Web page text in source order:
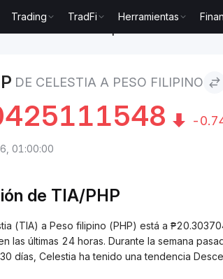
Trading TradFi Herramientas
DE CELESTIA A PESO FILIPINO
-
01:00:00
de TIA/PHP
(TIA) a Peso filipino (PHP) está a
las últimas 24 horas. Durante la semana
días, Celestia ha tenido una tendencia